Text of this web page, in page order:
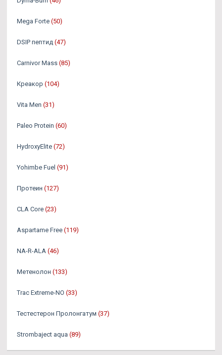
Mega Forte (50)
DSIP пептид (47)
Carnivor Mass (85)
Креакор (104)
Vita Men (31)
Paleo Protein (60)
HydroxyElite (72)
Yohimbe Fuel (91)
Протеин (127)
CLA Core (23)
Aspartame Free (119)
NA-R-ALA (46)
Метенолон (133)
Trac Extreme-NO (33)
Тестестерон Пролонгатум (37)
Strombaject aqua (89)